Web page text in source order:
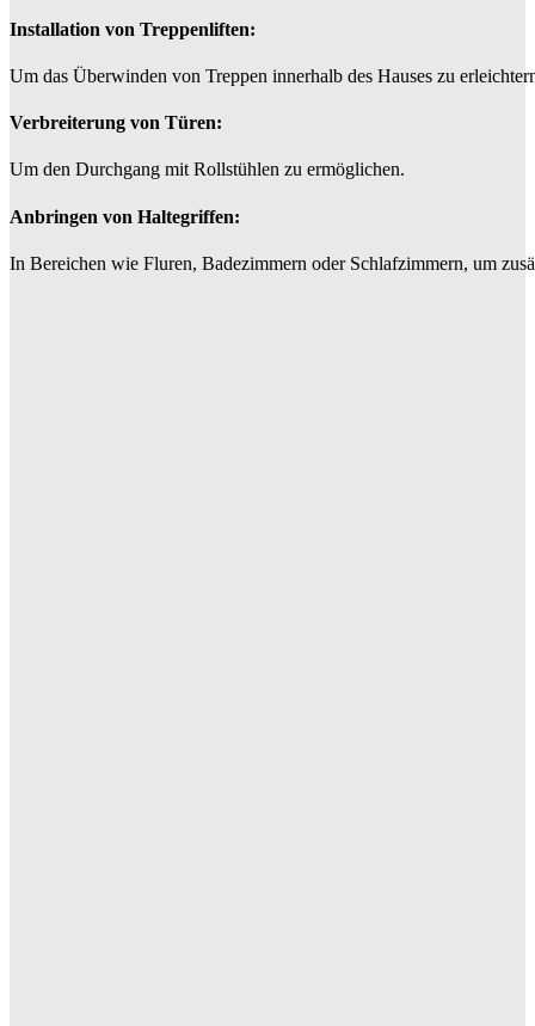
Installation von Treppenliften:
Um das Überwinden von Treppen innerhalb des Hauses zu
Verbreiterung von Türen:
Um den Durchgang mit Rollstühlen zu ermöglichen.
Anbringen von Haltegriffen:
In Bereichen wie Fluren, Badezimmern oder Schlafzimmern, um